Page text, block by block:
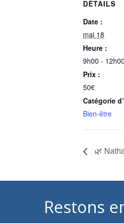
DÉTAILS
Date :
mai 18
Heure :
9h00 - 12h00
Prix :
50€
Catégorie
Bien-être
🌿
Restons